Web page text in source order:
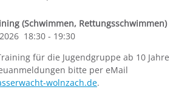
(Schwimmen, Rettungsschwimmen)
18:30 - 19:30
für die Jugendgruppe ab 10 Jahre
bitte per eMail
wolnzach.de.